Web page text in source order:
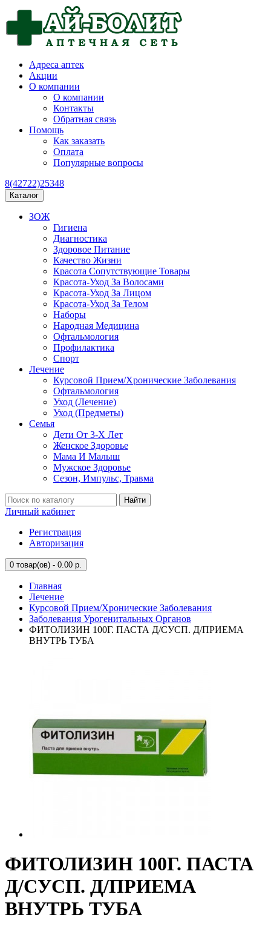
Адреса аптек
Акции
О компании
О компании
Контакты
Обратная связь
Помощь
Как заказать
Оплата
Популярные вопросы
8(42722)25348
Каталог
ЗОЖ
Гигиена
Диагностика
Здоровое Питание
Качество Жизни
Красота Сопутствующие Товары
Красота-Уход За Волосами
Красота-Уход За Лицом
Красота-Уход За Телом
Наборы
Народная Медицина
Офтальмология
Профилактика
Спорт
Лечение
Курсовой Прием/Хронические Заболевания
Офтальмология
Уход (Лечение)
Уход (Предметы)
Семья
Дети От 3-Х Лет
Женское Здоровье
Мама И Малыш
Мужское Здоровье
Сезон, Импульс, Травма
Найти
Личный кабинет
Регистрация
Авторизация
0 товар(ов) - 0.00 р.
Главная
Лечение
Курсовой Прием/Хронические Заболевания
Заболевания Урогенитальных Органов
ФИТОЛИЗИН 100Г. ПАСТА Д/СУСП. Д/ПРИЕМА
ВНУТРЬ ТУБА
ФИТОЛИЗИН 100Г. ПАСТА
Д/СУСП. Д/ПРИЕМА
ВНУТРЬ ТУБА